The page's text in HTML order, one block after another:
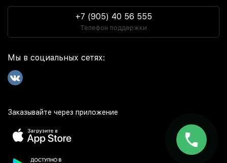
+7 (905) 40 56 555
Телефон поддержки
Мы в социальных сетях:
Заказывайте через приложение